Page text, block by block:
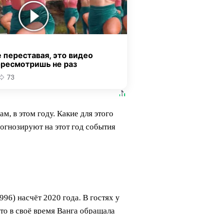
переставая, это видео
не раз
73
в этом году. Какие для этого
на этот год события
насчёт 2020 года. В гостях у
в своё время Ванга обращала